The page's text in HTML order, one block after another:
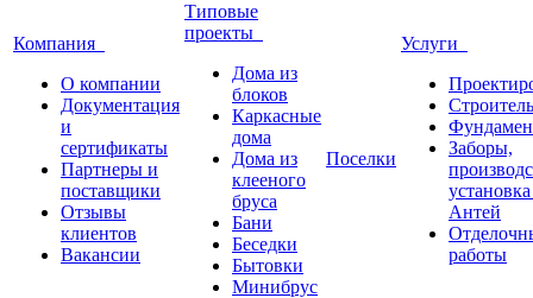
Компания
О компании
Документация
и
сертификаты
Партнеры и
поставщики
Отзывы
клиентов
Вакансии
Типовые
проекты
Дома из
блоков
Каркасные
дома
Дома из
клееного
бруса
Бани
Беседки
Бытовки
Минибрус
Поселки
Услуги
Заборы,
Антей
работы